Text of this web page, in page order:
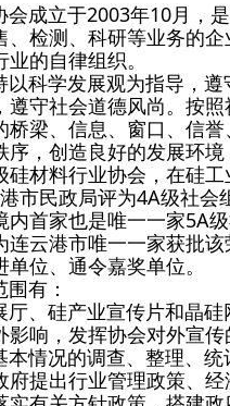
成立于2003年10月，
检测、科研等业务的
的自律组织。
科学发展观为指导，遵
遵守社会道德风尚。按
桥梁、信息、窗口、信
，创造良好的发展环境
硅材料行业协会，在硅
市民政局评为4A级社
首家也是唯一一家5A
云港市唯一一家获批
位、通令嘉奖单位。
有：
、硅产业宣传片和晶硅
响，发挥协会对外宣传
情况的调查、整理、统
提出行业管理政策、